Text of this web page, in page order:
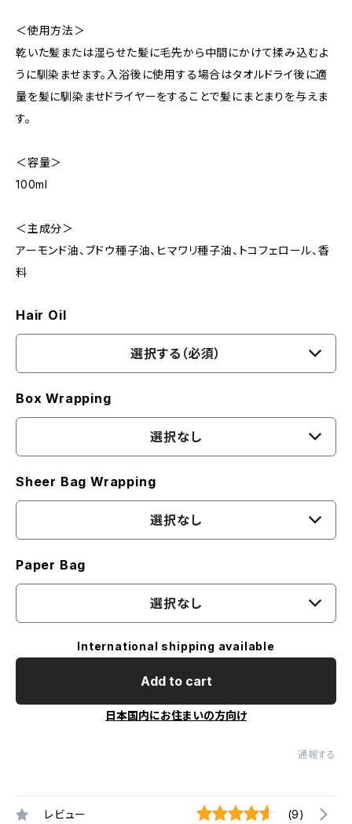
＜使用方法＞
乾いた髪または湿らせた髪に毛先から中間にかけて揉み込むよ
うに馴染ませます。入浴後に使用する場合はタオルドライ後に適
量を髪に馴染ませドライヤーをすることで髪にまとまりを与えま
す。
＜容量＞
100ml
＜主成分＞
アーモンド油、ブドウ種子油、ヒマワリ種子油、トコフェロール、香
料
Hair Oil
選択する（必須）
Box Wrapping
選択なし
Sheer Bag Wrapping
選択なし
Paper Bag
選択なし
International shipping available
Add to cart
日本国内にお住まいの方向け
通報する
レビュー (9)